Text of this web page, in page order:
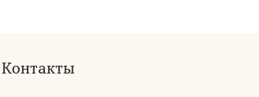
Контакты